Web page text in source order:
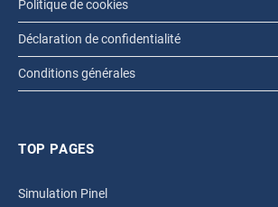
Politique de cookies
Déclaration de confidentialité
Conditions générales
TOP PAGES
Simulation Pinel